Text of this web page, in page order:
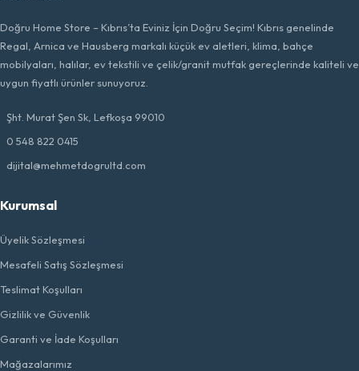
Doğru Home Store – Kıbrıs’ta Eviniz İçin Doğru Seçim! Kıbrıs genelinde
Regal, Arnica ve Hausberg markalı küçük ev aletleri, klima, bahçe
mobilyaları, halılar, ev tekstili ve çelik/granit mutfak gereçlerinde kaliteli ve
uygun fiyatlı ürünler sunuyoruz.
Şht. Murat Şen Sk, Lefkoşa 99010
0 548 822 0415
dijital@mehmetdogrultd.com
Kurumsal
Üyelik Sözleşmesi
Mesafeli Satış Sözleşmesi
Teslimat Koşulları
Gizlilik ve Güvenlik
Garanti ve İade Koşulları
Mağazalarımız